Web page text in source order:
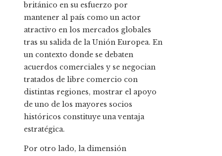
británico en su esfuerzo por
mantener al país como un actor
atractivo en los mercados globales
tras su salida de la Unión Europea. En
un contexto donde se debaten
acuerdos comerciales y se negocian
tratados de libre comercio con
distintas regiones, mostrar el apoyo
de uno de los mayores socios
históricos constituye una ventaja
estratégica.
Por otro lado, la dimensión